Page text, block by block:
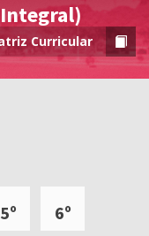
Curricular
5º 6º